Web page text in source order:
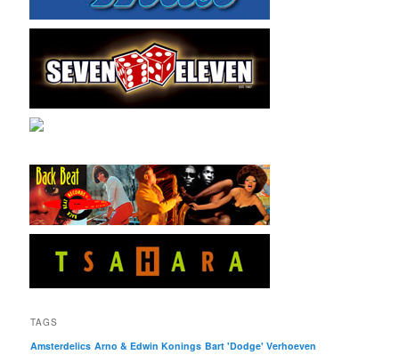
TAGS
Amsterdelics Arno & Edwin Konings Bart 'Dodge' Verhoeven